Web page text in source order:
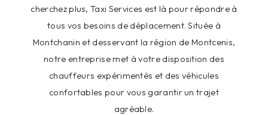
cherchez plus, Taxi Services est là pour répondre à
tous vos besoins de déplacement. Située à
Montchanin et desservant la région de Montcenis,
notre entreprise met à votre disposition des
chauffeurs expérimentés et des véhicules
confortables pour vous garantir un trajet
agréable.